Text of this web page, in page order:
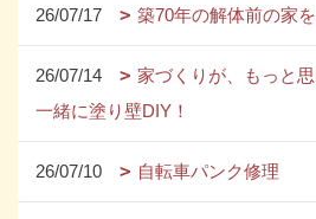
26/07/17 築70年の解体前の家
26/07/14
家づくりが、もっと
一緒に塗り壁DIY！
26/07/10 自転車パンク修理